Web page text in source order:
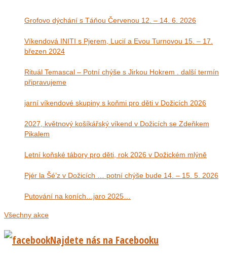
Grofovo dýchání s Táňou Červenou 12. – 14. 6. 2026
Víkendová INITI s Pjerem, Lucií a Evou Turnovou 15. – 17.
březen 2024
Rituál Temascal – Potní chýše s Jirkou Hokrem . další termín
připravujeme
jarní víkendové skupiny s koňmi pro děti v Dožicích 2026
2027, květnový košíkářský víkend v Dožicích se Zdeňkem
Pikalem
Letní koňské tábory pro děti, rok 2026 v Dožickém mlýně
Pjér la Šé’z v Dožicích … potní chýše bude 14. – 15. 5. 2026
Putování na koních…jaro 2025…
Všechny akce
Najdete nás na Facebooku